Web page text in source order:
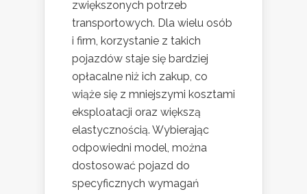
zwiększonych potrzeb
transportowych. Dla wielu osób
i firm, korzystanie z takich
pojazdów staje się bardziej
opłacalne niż ich zakup, co
wiąże się z mniejszymi kosztami
eksploatacji oraz większą
elastycznością. Wybierając
odpowiedni model, można
dostosować pojazd do
specyficznych wymagań